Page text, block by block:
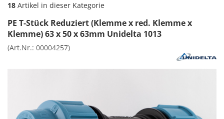
18 Artikel in dieser Kategorie
PE T-Stück Reduziert (Klemme x red. Klemme x
Klemme) 63 x 50 x 63mm Unidelta 1013
(Art.Nr.: 00004257)